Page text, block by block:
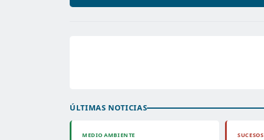
ÚLTIMAS NOTICIAS
MEDIO AMBIENTE SUCESOS